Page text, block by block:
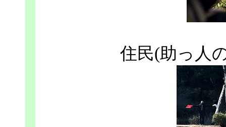
住民(助っ人